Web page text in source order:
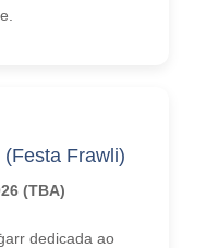
Frawli)
(TBA)
dedicada ao